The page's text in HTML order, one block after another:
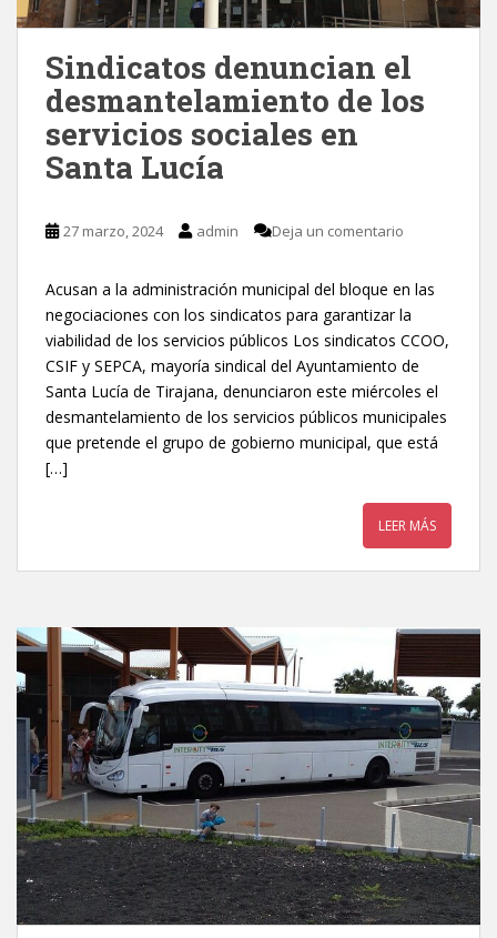
Sindicatos denuncian el
desmantelamiento de los
servicios sociales en
Santa Lucía
27 marzo, 2024 admin Deja un comentario
Acusan a la administración municipal del bloque en las
negociaciones con los sindicatos para garantizar la
viabilidad de los servicios públicos Los sindicatos CCOO,
CSIF y SEPCA, mayoría sindical del Ayuntamiento de
Santa Lucía de Tirajana, denunciaron este miércoles el
desmantelamiento de los servicios públicos municipales
que pretende el grupo de gobierno municipal, que está
[…]
LEER MÁS